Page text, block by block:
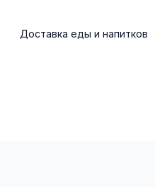
Доставка еды и напитков